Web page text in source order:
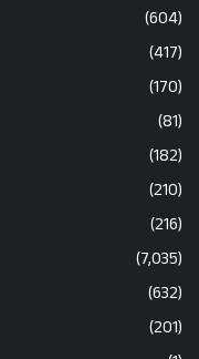
(604)
(417)
(170)
(81)
(182)
(210)
(216)
(7,035)
(632)
(201)